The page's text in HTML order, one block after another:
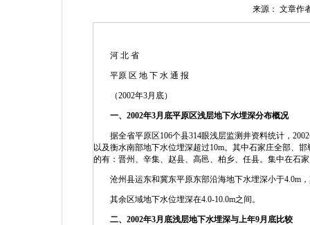
来源： 文章作
河 北 省
平原 区 地 下 水 通 报
（2002年3月底）
一、 2002年3月底平原区浅层地下水埋深分布概况
据全省平原区106个县314眼浅层监测井资料统计，
以及衡水南部地下水位埋深超过10m。其中石家庄全部、
的有：晋州、辛集、赵县、高邑、柏乡、任县。集中在石
沧州县运东和冀东平原东部沿海地下水埋深小于4.0m，
其余区域地下水位埋深在4.0-10.0m之间。
二、 2002年3月底浅层地下水埋深与上年9月底比较